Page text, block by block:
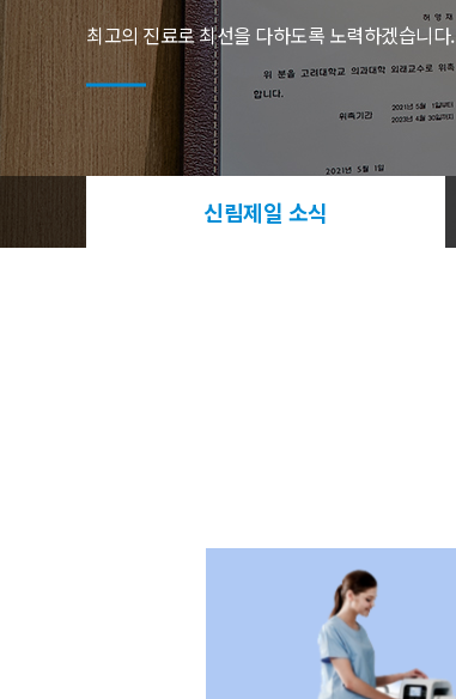
신림제일 소식
최고의 진료로 최선을 다하도록 노력하겠습니다.